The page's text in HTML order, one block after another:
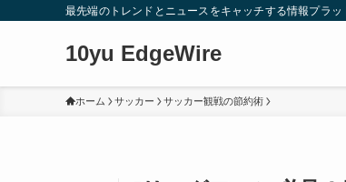
最先端のトレンドとニュースをキャッチする情報プラ
10yu EdgeWire
ホーム サッカー サッカー観戦の節約術